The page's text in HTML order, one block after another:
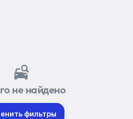
не найдено
фильтры